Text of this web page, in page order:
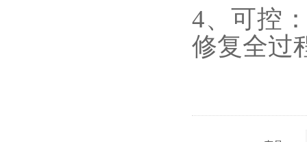
4、可控
修复全过